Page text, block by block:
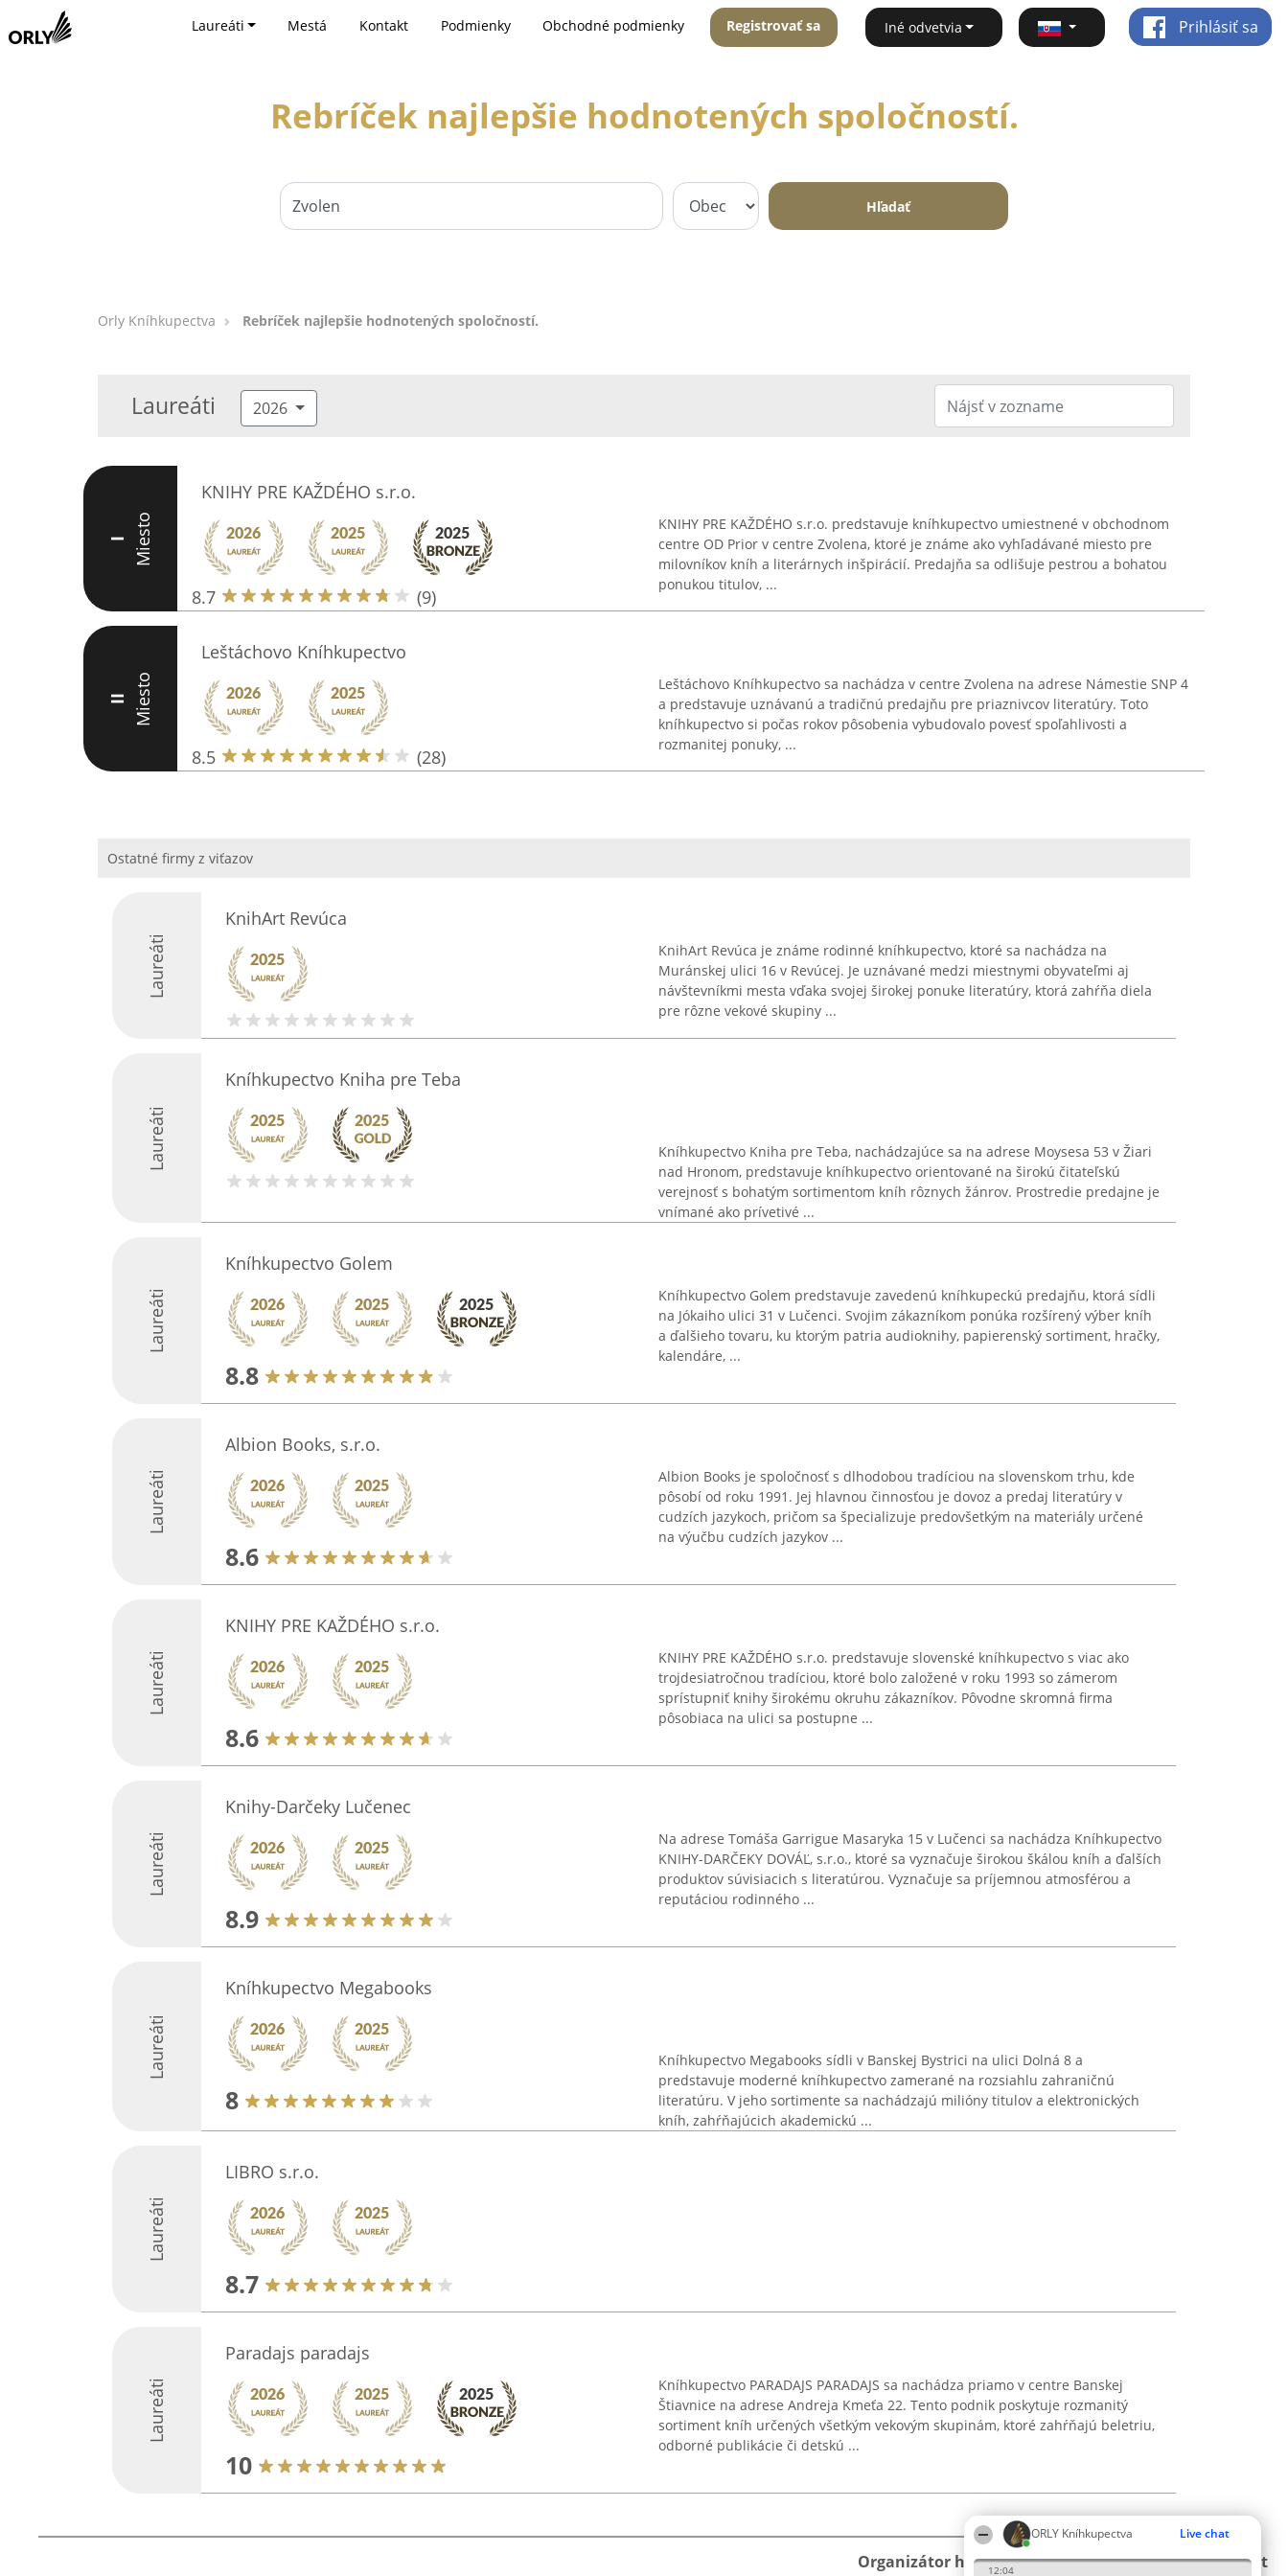
ORLY Kníhkupectva Live chat
12:04
Laureáti Mestá Kontakt Podmienky Obchodné podmienky Registrovať sa Iné odvetvia Prihlásiť sa
Rebríček najlepšie hodnotených spoločností.
Hľadať
Orly Kníhkupectva Rebríček najlepšie hodnotených spoločností.
Laureáti 2026
I Miesto
KNIHY PRE KAŽDÉHO s.r.o.
8.7 (9)
KNIHY PRE KAŽDÉHO s.r.o. predstavuje kníhkupectvo umiestnené v obchodnom
centre OD Prior v centre Zvolena, ktoré je známe ako vyhľadávané miesto pre
milovníkov kníh a literárnych inšpirácií. Predajňa sa odlišuje pestrou a bohatou
ponukou titulov, ...
II Miesto
Leštáchovo Kníhkupectvo
8.5 (28)
Leštáchovo Kníhkupectvo sa nachádza v centre Zvolena na adrese Námestie SNP 4
a predstavuje uznávanú a tradičnú predajňu pre priaznivcov literatúry. Toto
kníhkupectvo si počas rokov pôsobenia vybudovalo povesť spoľahlivosti a
rozmanitej ponuky, ...
Ostatné firmy z viťazov
Laureáti
KnihArt Revúca
KnihArt Revúca je známe rodinné kníhkupectvo, ktoré sa nachádza na
Muránskej ulici 16 v Revúcej. Je uznávané medzi miestnymi obyvateľmi aj
návštevníkmi mesta vďaka svojej širokej ponuke literatúry, ktorá zahŕňa diela
pre rôzne vekové skupiny ...
Laureáti
Kníhkupectvo Kniha pre Teba
Kníhkupectvo Kniha pre Teba, nachádzajúce sa na adrese Moysesa 53 v Žiari
nad Hronom, predstavuje kníhkupectvo orientované na širokú čitateľskú
verejnosť s bohatým sortimentom kníh rôznych žánrov. Prostredie predajne je
vnímané ako prívetivé ...
Laureáti
Kníhkupectvo Golem
8.8
Kníhkupectvo Golem predstavuje zavedenú kníhkupeckú predajňu, ktorá sídli
na Jókaiho ulici 31 v Lučenci. Svojim zákazníkom ponúka rozšírený výber kníh
a ďalšieho tovaru, ku ktorým patria audioknihy, papierenský sortiment, hračky,
kalendáre, ...
Laureáti
Albion Books, s.r.o.
8.6
Albion Books je spoločnosť s dlhodobou tradíciou na slovenskom trhu, kde
pôsobí od roku 1991. Jej hlavnou činnosťou je dovoz a predaj literatúry v
cudzích jazykoch, pričom sa špecializuje predovšetkým na materiály určené
na výučbu cudzích jazykov ...
Laureáti
KNIHY PRE KAŽDÉHO s.r.o.
8.6
KNIHY PRE KAŽDÉHO s.r.o. predstavuje slovenské kníhkupectvo s viac ako
trojdesiatročnou tradíciou, ktoré bolo založené v roku 1993 so zámerom
sprístupniť knihy širokému okruhu zákazníkov. Pôvodne skromná firma
pôsobiaca na ulici sa postupne ...
Laureáti
Knihy-Darčeky Lučenec
8.9
Na adrese Tomáša Garrigue Masaryka 15 v Lučenci sa nachádza Kníhkupectvo
KNIHY-DARČEKY DOVÁĽ, s.r.o., ktoré sa vyznačuje širokou škálou kníh a ďalších
produktov súvisiacich s literatúrou. Vyznačuje sa príjemnou atmosférou a
reputáciou rodinného ...
Laureáti
Kníhkupectvo Megabooks
8
Kníhkupectvo Megabooks sídli v Banskej Bystrici na ulici Dolná 8 a
predstavuje moderné kníhkupectvo zamerané na rozsiahlu zahraničnú
literatúru. V jeho sortimente sa nachádzajú milióny titulov a elektronických
kníh, zahŕňajúcich akademickú ...
Laureáti
LIBRO s.r.o.
8.7
Laureáti
Paradajs paradajs
10
Kníhkupectvo PARADAJS PARADAJS sa nachádza priamo v centre Banskej
Štiavnice na adrese Andreja Kmeťa 22. Tento podnik poskytuje rozmanitý
sortiment kníh určených všetkým vekovým skupinám, ktoré zahŕňajú beletriu,
odborné publikácie či detskú ...
Organizátor hodnotenia Hodnotenie Kontakt